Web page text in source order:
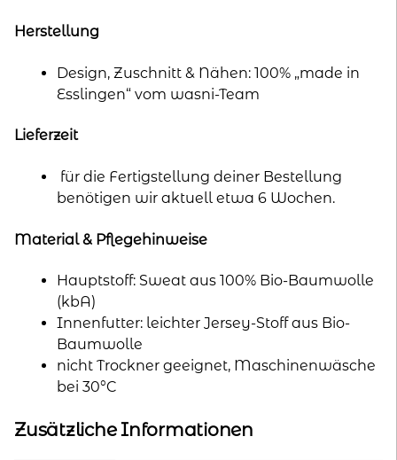
Herstellung
Design, Zuschnitt & Nähen: 100% „made in
Esslingen“ vom wasni-Team
Lieferzeit
für die Fertigstellung deiner Bestellung
benötigen wir aktuell etwa 6 Wochen.
Material & Pflegehinweise
Hauptstoff: Sweat aus 100% Bio-Baumwolle
(kbA)
Innenfutter: leichter Jersey-Stoff aus Bio-
Baumwolle
nicht Trockner geeignet, Maschinenwäsche
bei 30°C
Zusätzliche Informationen